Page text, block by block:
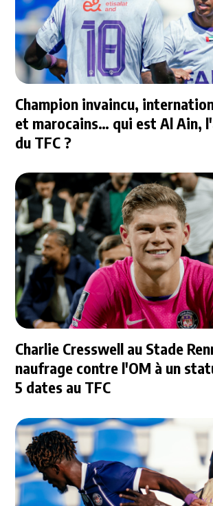
Champion invaincu,
et marocains… qui est Al Ain,
du TFC ?
Charlie Cresswell au Stade
naufrage contre l'OM à un
5 dates au TFC